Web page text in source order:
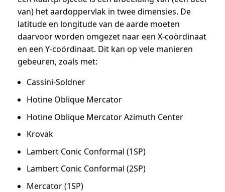
van) het aardoppervlak in twee dimensies. De
latitude en longitude van de aarde moeten
daarvoor worden omgezet naar een X-coördinaat
en een Y-coördinaat. Dit kan op vele manieren
gebeuren, zoals met:
Cassini-Soldner
Hotine Oblique Mercator
Hotine Oblique Mercator Azimuth Center
Krovak
Lambert Conic Conformal (1SP)
Lambert Conic Conformal (2SP)
Mercator (1SP)